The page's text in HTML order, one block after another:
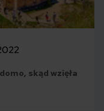
skąd wzięła